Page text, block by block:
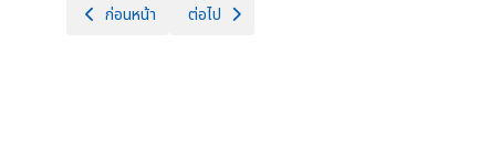
เนื้อหาก่อนหน้า: E-Service (2)
ก่อนหน้า เนื้อหาถัดไป: คู่มือหรือแนวทางปฏิบัติงานของเจ้าห
ต่อไป